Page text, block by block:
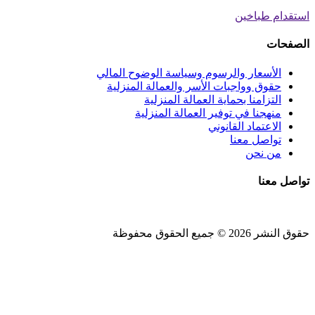
استقدام طباخين
الصفحات
الأسعار والرسوم وسياسة الوضوح المالي
حقوق وواجبات الأسر والعمالة المنزلية
التزامنا بحماية العمالة المنزلية
منهجنا في توفير العمالة المنزلية
الاعتماد القانوني
تواصل معنا
من نحن
تواصل معنا
حقوق النشر 2026 © جميع الحقوق محفوظة